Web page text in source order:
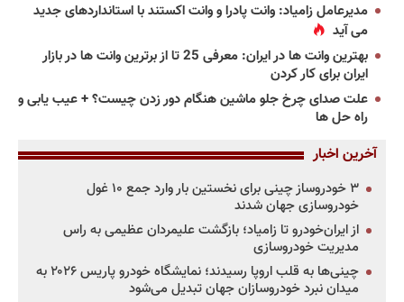
مدیرعامل زامیاد: وانت پادرا و وانت اکستند با استانداردهای جدید
می آید
بهترین وانت ها در ایران: معرفی 25 تا از برترین وانت ها در بازار
ایران برای کار کردن
علت صدای چرخ جلو ماشین هنگام دور زدن چیست؟ + عیب یابی و
راه حل ها
آخرین اخبار
۳ خودروساز چینی برای نخستین بار وارد جمع ۱۰ غول
خودروسازی جهان شدند
از ایران‌خودرو تا زامیاد؛ بازگشت علیمردان عظیمی به راس
مدیریت خودروسازی
چینی‌ها به قلب اروپا رسیدند؛ نمایشگاه خودرو پاریس ۲۰۲۶ به
میدان نبرد خودروسازان جهان تبدیل می‌شود